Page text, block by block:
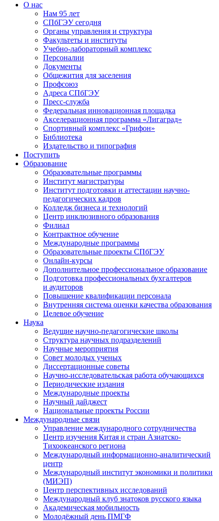
О нас
Нам 95 лет
СПбГЭУ сегодня
Органы управления и структура
Факультеты и институты
Учебно-лабораторный комплекс
Персоналии
Документы
Общежития для заселения
Профсоюз
Адреса СПбГЭУ
Пресс-служба
Федеральная инновационная площадка
Акселерационная программа «Лигаград»­­
Спортивный комплекс «Грифон»
Библиотека
Издательство и типография
Поступить
Образование
Образовательные программы
Институт магистратуры
Институт подготовки и аттестации научно-
педагогических кадров
Колледж бизнеса и технологий
Центр инклюзивного образования
Филиал
Контрактное обучение
Международные программы
Образовательные проекты СПбГЭУ
Онлайн-курсы
Дополнительное профессиональное образование
Подготовка профессиональных бухгалтеров
и аудиторов
Повышение квалификации персонала
Внутренняя система оценки качества образования
Целевое обучение
Наука
Ведущие научно-педагогические школы
Структура научных подразделений
Научные мероприятия
Совет молодых ученых
Диссертационные советы
Научно-исследовательская работа обучающихся
Периодические издания
Международные проекты
Научный дайджест
Национальные проекты России
Международные связи
Управление международного сотрудничества
Центр изучения Китая и стран Азиатско-
Тихоокеанского региона
Международный информационно-аналитический
центр
Международный институт экономики и политики
(МИЭП)
Центр перспективных исследований
Международный клуб знатоков русского языка
Академическая мобильность
Молодёжный день ПМГФ